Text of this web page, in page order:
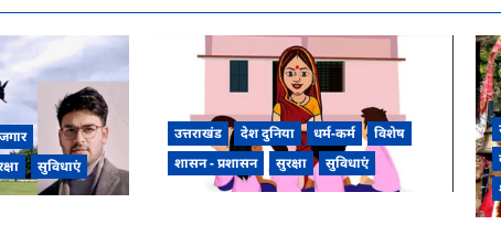
सुविधाएं
उत्तराखंड देश दुनिया धर्म-कर्म
विशेष
शासन - प्रशासन
सुरक्षा सुविधाएं